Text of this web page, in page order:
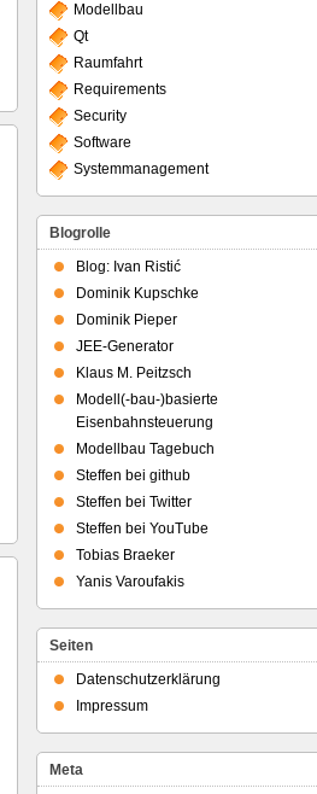
Modellbau
Qt
Raumfahrt
Requirements
Security
Software
Systemmanagement
Blogrolle
Blog: Ivan Ristić
Dominik Kupschke
Dominik Pieper
JEE-Generator
Klaus M. Peitzsch
Modell(-bau-)basierte
Eisenbahnsteuerung
Modellbau Tagebuch
Steffen bei github
Steffen bei Twitter
Steffen bei YouTube
Tobias Braeker
Yanis Varoufakis
Seiten
Datenschutzerklärung
Impressum
Meta